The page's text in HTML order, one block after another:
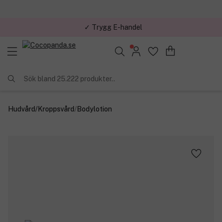
✓ Trygg E-handel
Sök bland 25.222 produkter..
Hudvård/Kroppsvård/Bodylotion